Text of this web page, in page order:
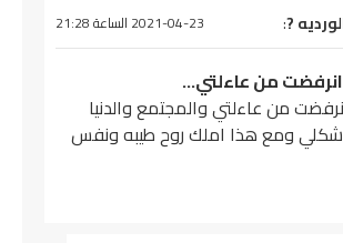
?
: 2021-04-23 الساعة 21:28
من عاءلتي…
من عاءلتي والمجتمع والدنيا
ومع هذا املك روح طيبه ونفس